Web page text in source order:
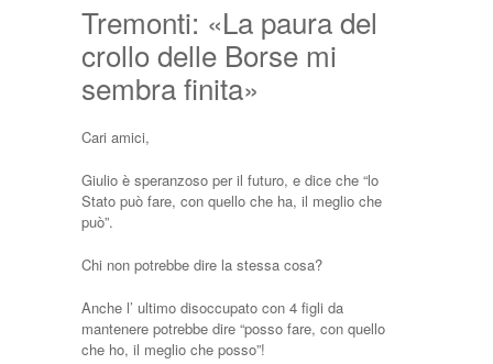
Tremonti: «La paura del
crollo delle Borse mi
sembra finita»
Cari amici,
Giulio è speranzoso per il futuro, e dice che “lo
Stato può fare, con quello che ha, il meglio che
può”.
Chi non potrebbe dire la stessa cosa?
Anche l’ ultimo disoccupato con 4 figli da
mantenere potrebbe dire “posso fare, con quello
che ho, il meglio che posso”!